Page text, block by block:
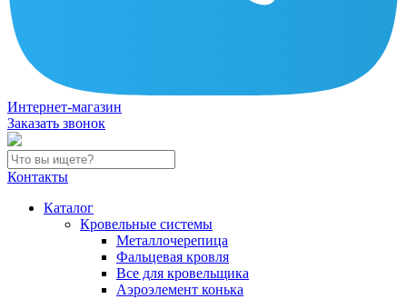
Интернет-магазин
Заказать звонок
Контакты
Каталог
Кровельные системы
Металлочерепица
Фальцевая кровля
Все для кровельщика
Аэроэлемент конька